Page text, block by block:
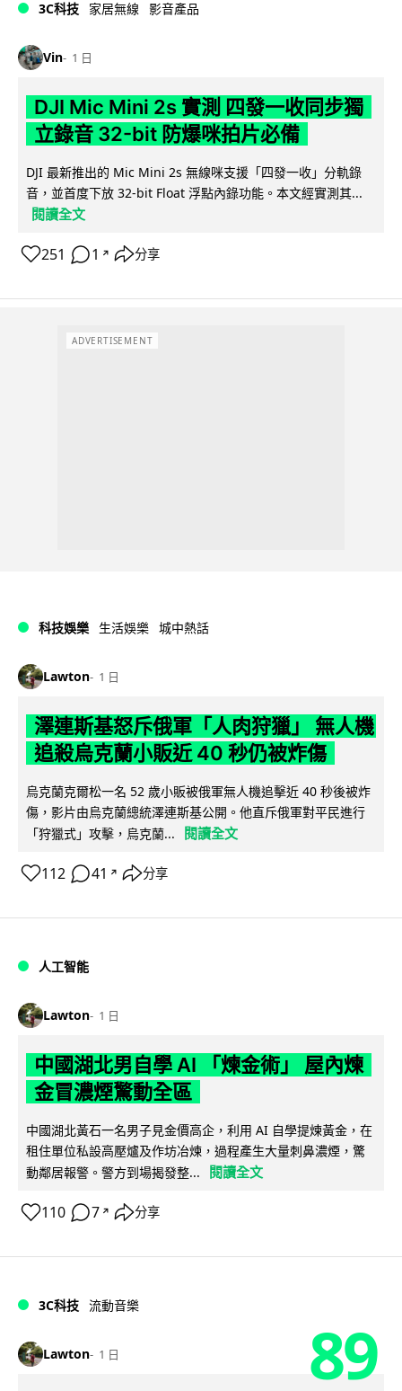
3C科技 家居無線 影音產品
Vin 1 日
DJI Mic Mini 2s 實測 四發一收同步獨
立錄音 32-bit 防爆咪拍片必備
DJI 最新推出的 Mic Mini 2s 無線咪支援「四發一收」分軌錄
音，並首度下放 32-bit Float 浮點內錄功能。本文經實測其...
閱讀全文
251 1 ↗ 分享
ADVERTISEMENT
科技娛樂 生活娛樂 城中熱話
Lawton 1 日
澤連斯基怒斥俄軍「人肉狩獵」 無人機
追殺烏克蘭小販近 40 秒仍被炸傷
烏克蘭克爾松一名 52 歲小販被俄軍無人機追擊近 40 秒後被炸
傷，影片由烏克蘭總統澤連斯基公開。他直斥俄軍對平民進行
「狩獵式」攻擊，烏克蘭...
閱讀全文
112 41 ↗ 分享
人工智能
Lawton 1 日
中國湖北男自學 AI 「煉金術」 屋內煉
金冒濃煙驚動全區
中國湖北黃石一名男子見金價高企，利用 AI 自學提煉黃金，在
租住單位私設高壓爐及作坊冶煉，過程產生大量刺鼻濃煙，驚
動鄰居報警。警方到場揭發整...
閱讀全文
110 7 ↗ 分享
3C科技 流動音樂
Lawton 1 日 89